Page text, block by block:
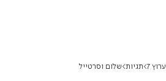
ערוץ 7 תגיות שלום וסרטייל